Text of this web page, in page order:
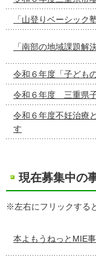
「山登りベーシック
「南部の地域課題
令和６年度「子ども
令和６年度 三重県
令和６年度不妊治療
す
現在募集中の
※左右にフリックする
本よもうねっとMIE